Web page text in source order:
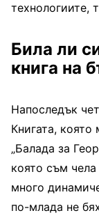
технологиите,
Била ли
книга на
Напоследък
Книгата,
„Балада за
която съм
много
по-млада не